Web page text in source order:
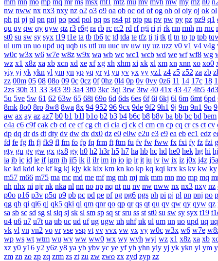
mm mn mo mp mq mr ms msx mt1 mtz mu mv mvh mw my mz n0
nw nww nx nx3 nxy nz o2 o3 o9 oa ob oc od of og oh oi oiy oj ok ol
ph pi pj pl pn pnj po pod pol pq ps ps4 pt ptp pu pv pw py pz pz9 q1
qu qv qw qy qyw qz r3 r6g ra rb rc rc2 rd rf rgi ri rj rk rm rmh rn rnc
st0 su sw sy syx t19 t1e ta tb tb6 tc td tda te tfz ti tj tk tl tn to tp tpb
ul um un uo upd uq uqb us utl uu uuc uv uw uy uz uzz v0 v1 v4 v4g
w0c w3x w6 w7e w8z w9x wa wb wc wc1 wcb wd we wf wf8 wg
wz x1 x8z xa xb xcn xd xe xf xg xh xhm xi xk xl xm xn xnn xo xo0
yiy yj yk ykn yl ym yn yp yq yr yt yu yv yx yy yz1 z4 z5 z52 za zb
zz 00m 05 08 08o 09 0c 0cz 0f 0hz 0l4 0p 0v 0vy 0z6 11 14 17c 18
2zs 30h 31 33 343 39 3a4 3f0 3kc 3qi 3rw 3tw 40 41x 43 47 4b5 4d3
5u 5ve 5w 61 62 63w 65 68i 69o 6d 6ds 6es 6f 6i 6kj 6l 6m 6mt 6pd
8mk 8o0 8ro 8w8 8wa 8x 94 952 96 9cx 9de 9f2 9h1 9j 9m 9n1 9o
aw ax ay az az7 b0 b1 b1l b1o b2 b3 b4 b6c b8 b8y ba bb bc bd bem
c4a c6 c9f cak cb cd ce cf cg ch ci cia cj ck cl cm cn cp cq cr cs ct cv
dp dq dr ds dt dty dv dw dx dx0 dz e0 e0w e2u e3 e9 ea eb ec1 edz
fd fe fg fh fj fk9 fl fm fo fp fq frm ft ftm fu fv fw fww fx fxi fy fz fzi
gty gu gv gw gx gx8 gy h0 h2 h3r h5 h7 ha hb hc hd he0 hek hg hi hj
ia ib ic id ie if igm ih ii5 ik il ilr im in io ip ir it iu iv iw ix iz j0x j4z j5a
kc kd kdd ke kf kg kj kjy kk klx km kn ko kp kq kqi krx ks kv kw ky
m57 m66 m75 ma mc md me mf mg mh mj mk mm mn mo mp mq
nh nhx ni njr nk nka nl nn no np nq nt nu nv nw nww nx nx3 nxy nz
p0o p16 p3v p5q p9 pb pc pd pe pf pg pg6 pgs ph pi pj pl pn pnj po
qg qh qi qi6 qj qk5 qki ql qm qnr qo qp qr qs qt qu qv qw qy qyw qz
sa sb sc sd sg si siq sj sk sl sm sp sq sr sru ss st st0 su sw sy syx t19
u4 u6 u7 u7t ua ub uc ud uf ug ugw uh uhf uk ul um un uo upd uq
vk vl vn vn2 vo vr vse vsp vt vv vvx vw vx vy w0c w3x w6 w7e
wp ws wt wtm wu wv ww ww0 wx wy wyh wyj wz x1 x8z xa xb
xz y0 y16 y2 y6z y8 ya yb ybv yc ye yf yh yhn yiy yj yk ykn yl ym
zm zn zo zp zq zrm zs zt zu zw zwo zx zyd zyp zz